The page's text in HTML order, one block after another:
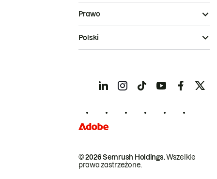
© 2026 Semrush Holdings.Wszelkie
prawa zastrzeżone.
Prawo
Polski